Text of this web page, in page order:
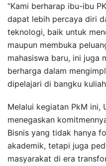
“Kami berharap ibu-ibu
dapat lebih percaya diri
teknologi, baik untuk
maupun membuka
mahasiswa baru, ini juga
berharga dalam
dipelajari di bangku
Melalui kegiatan PkM ini,
menegaskan
Bisnis yang tidak hanya
akademik, tetapi juga
masyarakat di era